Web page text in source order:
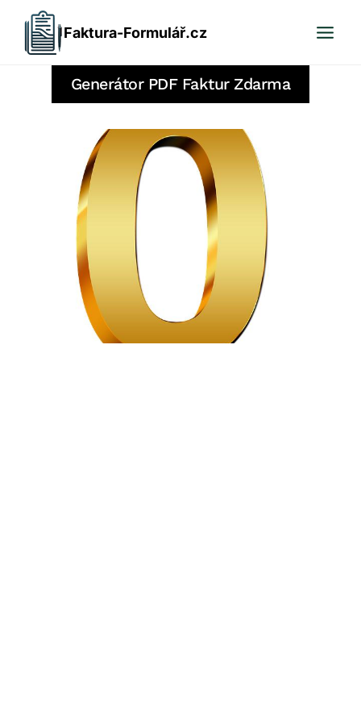
Přeskočit
obsah
Faktura-Formulář.cz
Generátor PDF Faktur Zdarma